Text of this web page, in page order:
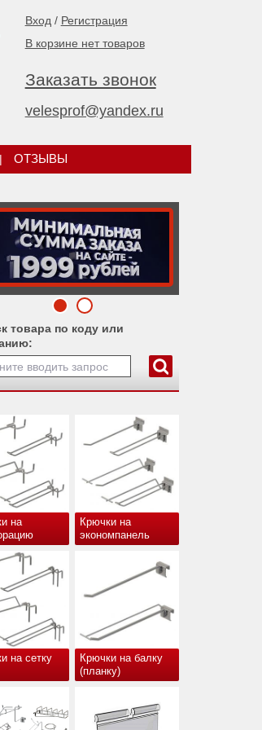
Вход / Регистрация
В корзине нет товаров
Заказать звонок
velesprof@yandex.ru
| ОТЗЫВЫ
товара по коду или
на
Крючки на
экономпанель
на сетку
Крючки на балку
(планку)